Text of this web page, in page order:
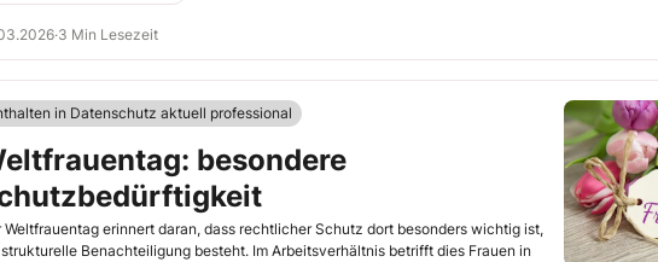
Datenschutz im Arbeitsalltag greifen – nicht erst im Konfliktfall.
·3 Min Lesezeit
in Datenschutz aktuell professional
besondere
Weltfrauentag erinnert daran, dass rechtlicher Schutz dort besonders wichtig ist,
Benachteiligung besteht. Im Arbeitsverhältnis betrifft dies Frauen in